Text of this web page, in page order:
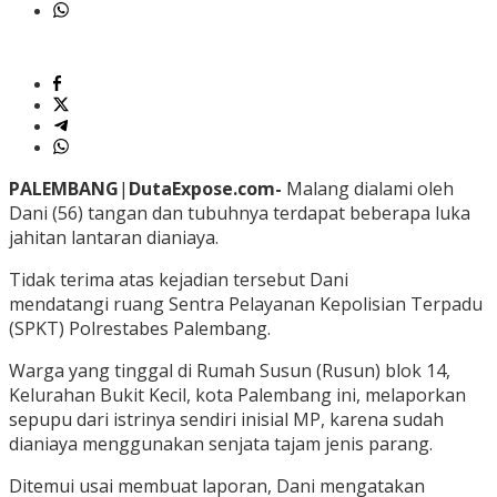
PALEMBANG| DutaExpose.com- Malang dialami oleh
Dani (56) tangan dan tubuhnya terdapat beberapa luka
jahitan lantaran dianiaya.
Tidak terima atas kejadian tersebut Dani
mendatangi ruang Sentra Pelayanan Kepolisian Terpadu
(SPKT) Polrestabes Palembang.
Warga yang tinggal di Rumah Susun (Rusun) blok 14,
Kelurahan Bukit Kecil, kota Palembang ini, melaporkan
sepupu dari istrinya sendiri inisial MP, karena sudah
dianiaya menggunakan senjata tajam jenis parang.
Ditemui usai membuat laporan, Dani mengatakan